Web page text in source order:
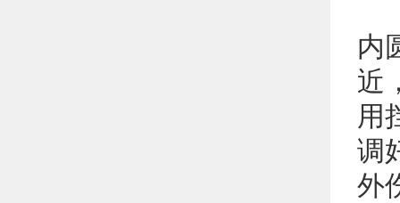
内
近
用
调
外